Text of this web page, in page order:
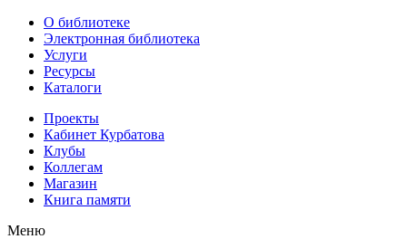
О библиотеке
Электронная библиотека
Услуги
Ресурсы
Каталоги
Проекты
Кабинет Курбатова
Клубы
Коллегам
Магазин
Книга памяти
Меню